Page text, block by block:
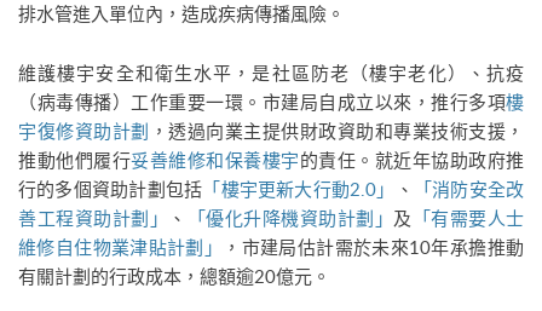
排水管進入單位內，造成疾病傳播風險。
維護樓宇安全和衛生水平，是社區防老（樓宇老化）、抗疫
（病毒傳播）工作重要一環。市建局自成立以來，推行多項樓
宇復修資助計劃 ，透過向業主提供財政資助和專業技術支援，
推動他們履行妥善維修和保養樓宇的責任。就近年協助政府推
行的多個資助計劃包括 「樓宇更新大行動2.0」 、
「消防安全改
善工程資助計劃」
、 「優化升降機資助計劃」 及 「有需要人士
維修自住物業津貼計劃」
，市建局估計需於未來10年承擔推動
有關計劃的行政成本，總額逾20億元。